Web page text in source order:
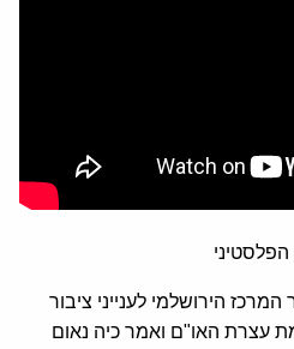
הירושלמי לענייני ציבור
עצרת האו"ם ואמר כיה נאום